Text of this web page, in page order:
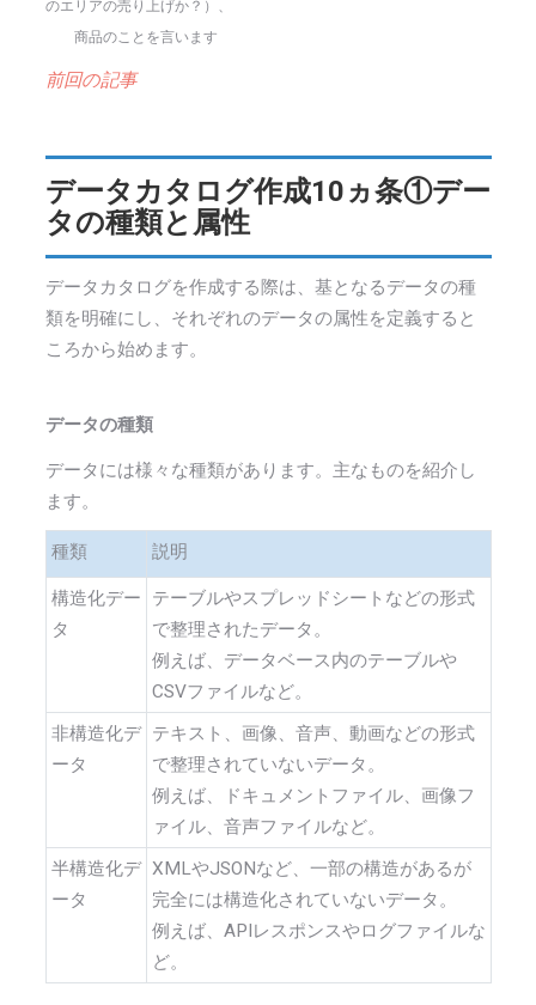
のエリアの売り上げか？）、
商品のことを言います
前回の記事
データカタログ作成10ヵ条①デー
タの種類と属性
データカタログを作成する際は、基となるデータの種
類を明確にし、それぞれのデータの属性を定義すると
ころから始めます。
データの種類
データには様々な種類があります。主なものを紹介し
ます。
種類 説明
構造化デー
タ
テーブルやスプレッドシートなどの形式
で整理されたデータ。
例えば、データベース内のテーブルや
CSVファイルなど。
非構造化デ
ータ
テキスト、画像、音声、動画などの形式
で整理されていないデータ。
例えば、ドキュメントファイル、画像フ
ァイル、音声ファイルなど。
半構造化デ
ータ
XMLやJSONなど、一部の構造があるが
完全には構造化されていないデータ。
例えば、APIレスポンスやログファイルな
ど。